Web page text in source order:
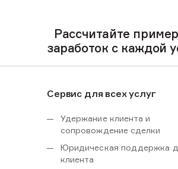
Рассчитайте
заработок с каждой
Сервис для всех услуг
Удержание клиента и
сопровождение сделки
Юридическая поддержка
клиента